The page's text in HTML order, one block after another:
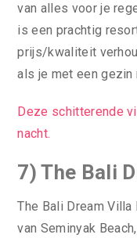
van alles voor je
is een prachtig
prijs/kwaliteit
als je met een gezin
Deze schitterende
nacht.
7) The Bali
The Bali Dream
van Seminyak